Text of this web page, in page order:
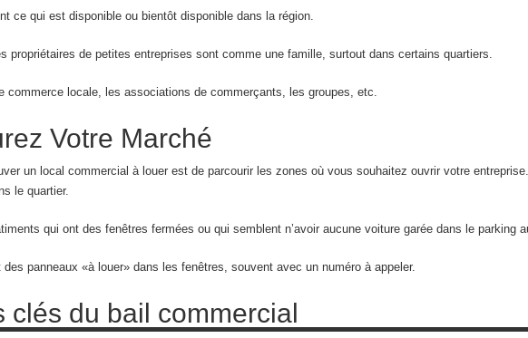
ce qui est disponible ou bientôt disponible dans la région.
propriétaires de petites entreprises sont comme une famille, surtout dans certains quartiers.
commerce locale, les associations de commerçants, les groupes, etc.
Votre Marché
un local commercial à louer est de parcourir les zones où vous souhaitez ouvrir votre
le quartier.
qui ont des fenêtres fermées ou qui semblent n’avoir aucune voiture garée dans le parking
panneaux «à louer» dans les fenêtres, souvent avec un numéro à appeler.
clés du bail commercial